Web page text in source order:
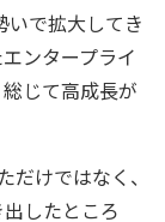
いで拡大してき
ンタープライ
じて高成長が
だけではなく、
したところ